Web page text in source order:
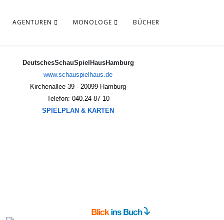
AGENTUREN MONOLOGE BÜCHER
DeutschesSchauSpielHausHamburg
www.schauspielhaus.de
Kirchenallee 39 - 20099 Hamburg
Telefon: 040.24 87 10
SPIELPLAN & KARTEN